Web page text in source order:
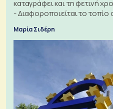
καταγράφει και τη φετινή
- Διαφοροποιείται το τοπίο
Μαρία Σιδέρη